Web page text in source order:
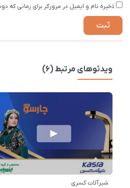
ذخیره نام و ایمیل در مرورگر برای زمانی که
ویدئوهای مرتبط (6)
شیرآلات کسری